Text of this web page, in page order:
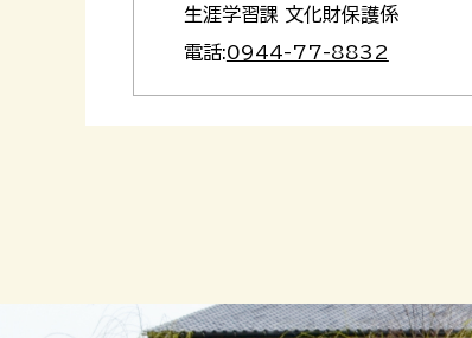
生涯学習課 文化財保護係
電話:0944-77-8832